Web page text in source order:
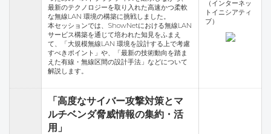
最新のテクノロジーを取り入れた高速かつ柔軟
な無線LAN 環境の構築に挑戦しました。
本セッションでは、ShowNetにおける無線LAN
サービス構築を通じて培われた知見をふまえ
て、「大規模無線LAN 環境を設計する上で考慮
すべきポイント」や、「最新の技術動向を踏ま
えた有線・無線区間の設計手法」などについて
解説します。
（インターネッ
トイニシアティ
ブ）
「高度なサイバー攻撃対策とマ
ルチベンダ脅威情報の集約・活
用」